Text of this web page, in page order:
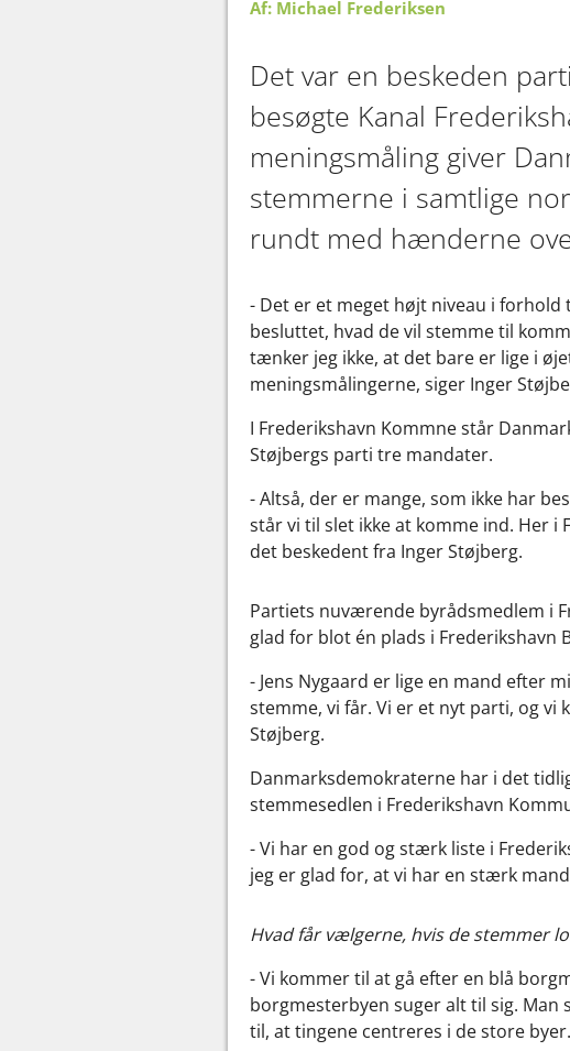
Af: Michael Frederiksen
Det var en beskeden
besøgte Kanal
meningsmåling giver
stemmerne i samtlige
rundt med hænderne
- Det er et meget højt niveau i
besluttet, hvad de vil stemme til
tænker jeg ikke, at det bare er lige i
meningsmålingerne, siger Inger
I Frederikshavn Kommne står
Støjbergs parti tre mandater.
- Altså, der er mange, som ikke har
står vi til slet ikke at komme ind. Her
det beskedent fra Inger Støjberg.
Partiets nuværende byrådsmedlem i
glad for blot én plads i Frederikshavn
- Jens Nygaard er lige en mand efter
stemme, vi får. Vi er et nyt parti, og vi
Støjberg.
Danmarksdemokraterne har i det
stemmesedlen i Frederikshavn
- Vi har en god og stærk liste i
jeg er glad for, at vi har en stærk
Hvad får vælgerne, hvis de stemmer
- Vi kommer til at gå efter en blå
borgmesterbyen suger alt til sig. Man
til, at tingene centreres i de store